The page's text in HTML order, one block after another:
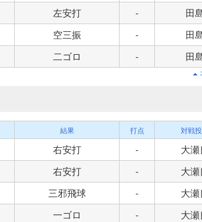
左安打 -
田
空三振 -
田
二ゴロ - 田
結果 打点 対戦
右安打 -
大瀬
右安打 -
大瀬
三邪飛球 -
大瀬
一ゴロ -
大瀬